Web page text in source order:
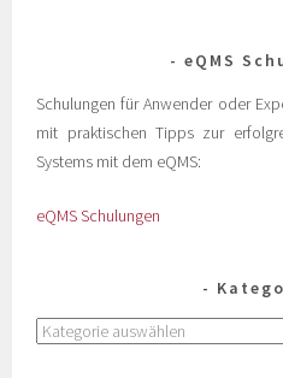
eQMS
Schulungen für Anwender oder
mit praktischen Tipps zur
Systems mit dem eQMS:
eQMS Schulungen